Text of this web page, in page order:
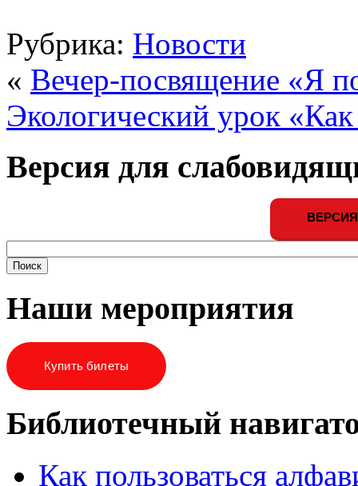
Рубрика: Новости
« Вечер-посвящение «Я
Экологический урок
Версия для
Наши мероприятия
Купить билеты
Библиотечный
Как пользоваться